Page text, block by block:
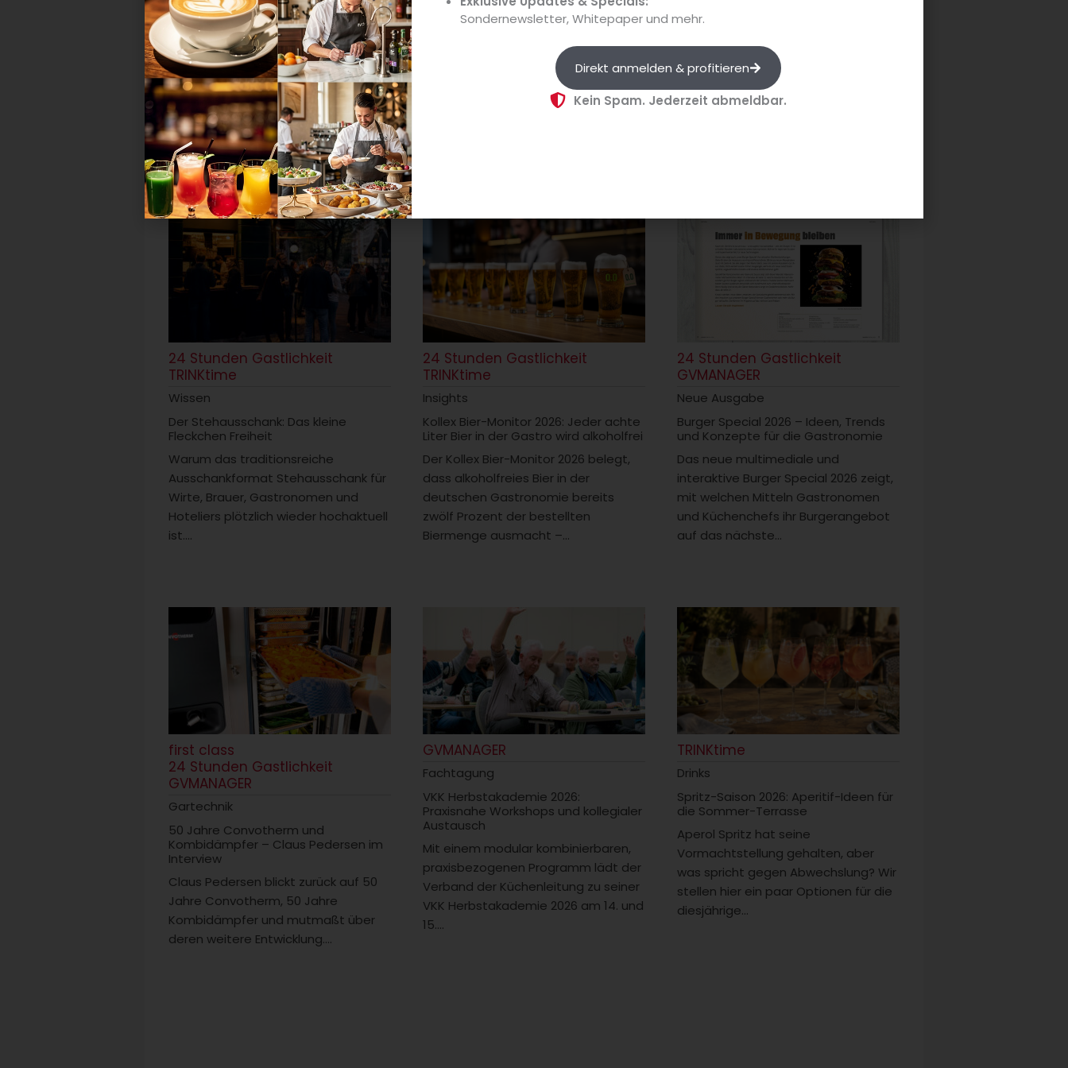
Entwicklungen aus der Branche gibt.
Mehr zum Thema
24 Stunden Gastlichkeit
TRINKtime
Wissen
Der Stehausschank: Das kleine
Fleckchen Freiheit
Warum das traditionsreiche
Ausschankformat Stehausschank für
Wirte, Brauer, Gastronomen und
Hoteliers plötzlich wieder hochaktuell
ist....
24 Stunden Gastlichkeit
TRINKtime
Insights
Kollex Bier-Monitor 2026: Jeder achte
Liter Bier in der Gastro wird alkoholfrei
Der Kollex Bier-Monitor 2026 belegt,
dass alkoholfreies Bier in der
deutschen Gastronomie bereits
zwölf Prozent der bestellten
Biermenge ausmacht –...
24 Stunden Gastlichkeit
GVMANAGER
Neue Ausgabe
Burger Special 2026 – Ideen, Trends
und Konzepte für die Gastronomie
Das neue multimediale und
interaktive Burger Special 2026 zeigt,
mit welchen Mitteln Gastronomen
und Küchenchefs ihr Burgerangebot
auf das nächste...
first class
24 Stunden Gastlichkeit
GVMANAGER
Gartechnik
50 Jahre Convotherm und
Kombidämpfer – Claus Pedersen im
Interview
Claus Pedersen blickt zurück auf 50
Jahre Convotherm, 50 Jahre
Kombidämpfer und mutmaßt über
deren weitere Entwicklung....
GVMANAGER
Fachtagung
VKK Herbstakademie 2026:
Praxisnahe Workshops und kollegialer
Austausch
Mit einem modular kombinierbaren,
praxisbezogenen Programm lädt der
Verband der Küchenleitung zu seiner
VKK Herbstakademie 2026 am 14. und
15....
TRINKtime
Drinks
Spritz-Saison 2026: Aperitif-Ideen für
die Sommer-Terrasse
Aperol Spritz hat seine
Vormachtstellung gehalten, aber
was spricht gegen Abwechslung? Wir
stellen hier ein paar Optionen für die
diesjährige...
Sondernewsletter, Whitepaper und mehr.
Direkt anmelden & profitieren
Kein Spam. Jederzeit abmeldbar.